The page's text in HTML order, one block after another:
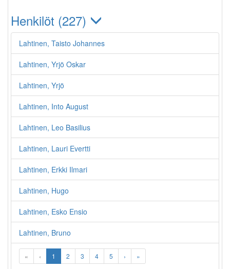
Henkilöt (227)
Lahtinen, Taisto Johannes
Lahtinen, Yrjö Oskar
Lahtinen, Yrjö
Lahtinen, Into August
Lahtinen, Leo Basilius
Lahtinen, Lauri Evertti
Lahtinen, Erkki Ilmari
Lahtinen, Hugo
Lahtinen, Esko Ensio
Lahtinen, Bruno
« ‹ 1 2 3 4 5 › »